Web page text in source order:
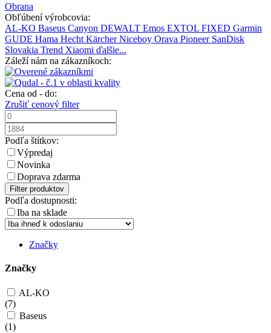
Obrana
Obľúbení výrobcovia:
AL-KO Baseus Canyon DEWALT Emos EXTOL FIXED Garmin
GUDE Hama Hecht KärcherNiceboy Orava Pioneer SanDisk
Slovakia Trend Xiaomi ďalšie...
Záleží nám na zákazníkoch:
Cena od - do:
Zrušiť cenový filter
Podľa štítkov:
Výpredaj
Novinka
Doprava zdarma
Filter produktov
Podľa dostupnosti:
Iba na sklade
Značky
Značky
AL-KO
(7)
Baseus
(1)